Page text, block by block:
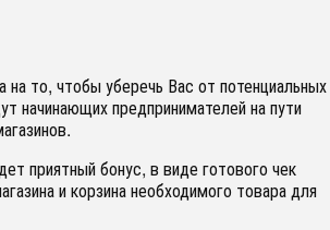
на то, чтобы уберечь Вас от потенциальных
начинающих предпринимателей на пути
приятный бонус, в виде готового чек
и корзина необходимого товара для